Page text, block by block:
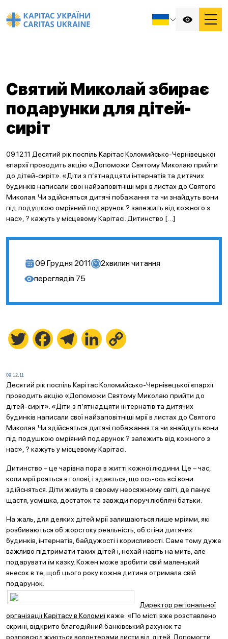
Святий Миколай збирає
подарунки для дітей-
сиріт
09.12.11 Десятий рік поспіль Карітас Коломийсько-Чернівецької
єпархії проводить акцію «Допоможи Святому Миколаю прийти
до дітей-сиріт». «Діти з п’ятнадцяти інтернатів та дитячих
будинків написали свої найзаповітніші мрії в листах до Святого
Миколая. Чи здійсняться дитячі побажання та чи знайдуть вони
під подушкою омріяний подарунок ? залежить від кожного з
нас», ? кажуть у місцевому Карітасі. Дитинство […]
09 Грудня 2011 2хвилин читання
переглядів 75
Twitter FacebookTelegramLinkedIn
09.12.11
Десятий рік поспіль Карітас Коломийсько-Чернівецької єпархії
проводить акцію «Допоможи Святому Миколаю прийти до
дітей-сиріт». «Діти з п’ятнадцяти інтернатів та дитячих
будинків написали свої найзаповітніші мрії в листах до Святого
Миколая. Чи здійсняться дитячі побажання та чи знайдуть вони
під подушкою омріяний подарунок ? залежить від кожного з
нас», ? кажуть у місцевому Карітасі.
Дитинство – це чарівна пора в житті кожної людини. Це – час,
коли мрії рояться в голові, і здається, що ось-ось всі вони
здійсняться. Діти живуть в своєму неосяжному світі, де панує
щастя, усмішка, достаток та завжди поруч люблячі батьки.
На жаль, для деяких дітей мрії залишаються лише мріями, які
розбиваються об жорстоку реальність, об стіни дитячих
будинків, інтернатів, байдужості і корисливості. Саме тому дуже
важливо підтримати таких дітей і, нехай навіть на мить, але
подарувати їм казку. Кожен може зробити свій маленький
внесок в те, щоб цього року кожна дитина отримала свій
подарунок.
Директор регіональної
організації Карітасу в Коломиїкаже: «По місті вже розставлено
скрині, відкрито благодійний банківський рахунок та
розповсюджуються волонтерами листи від дітей. Допомогти